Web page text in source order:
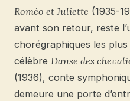
Roméo et Juliette (1935-
avant son retour, reste
chorégraphiques les
célèbre Danse des
(1936), conte
demeure une porte